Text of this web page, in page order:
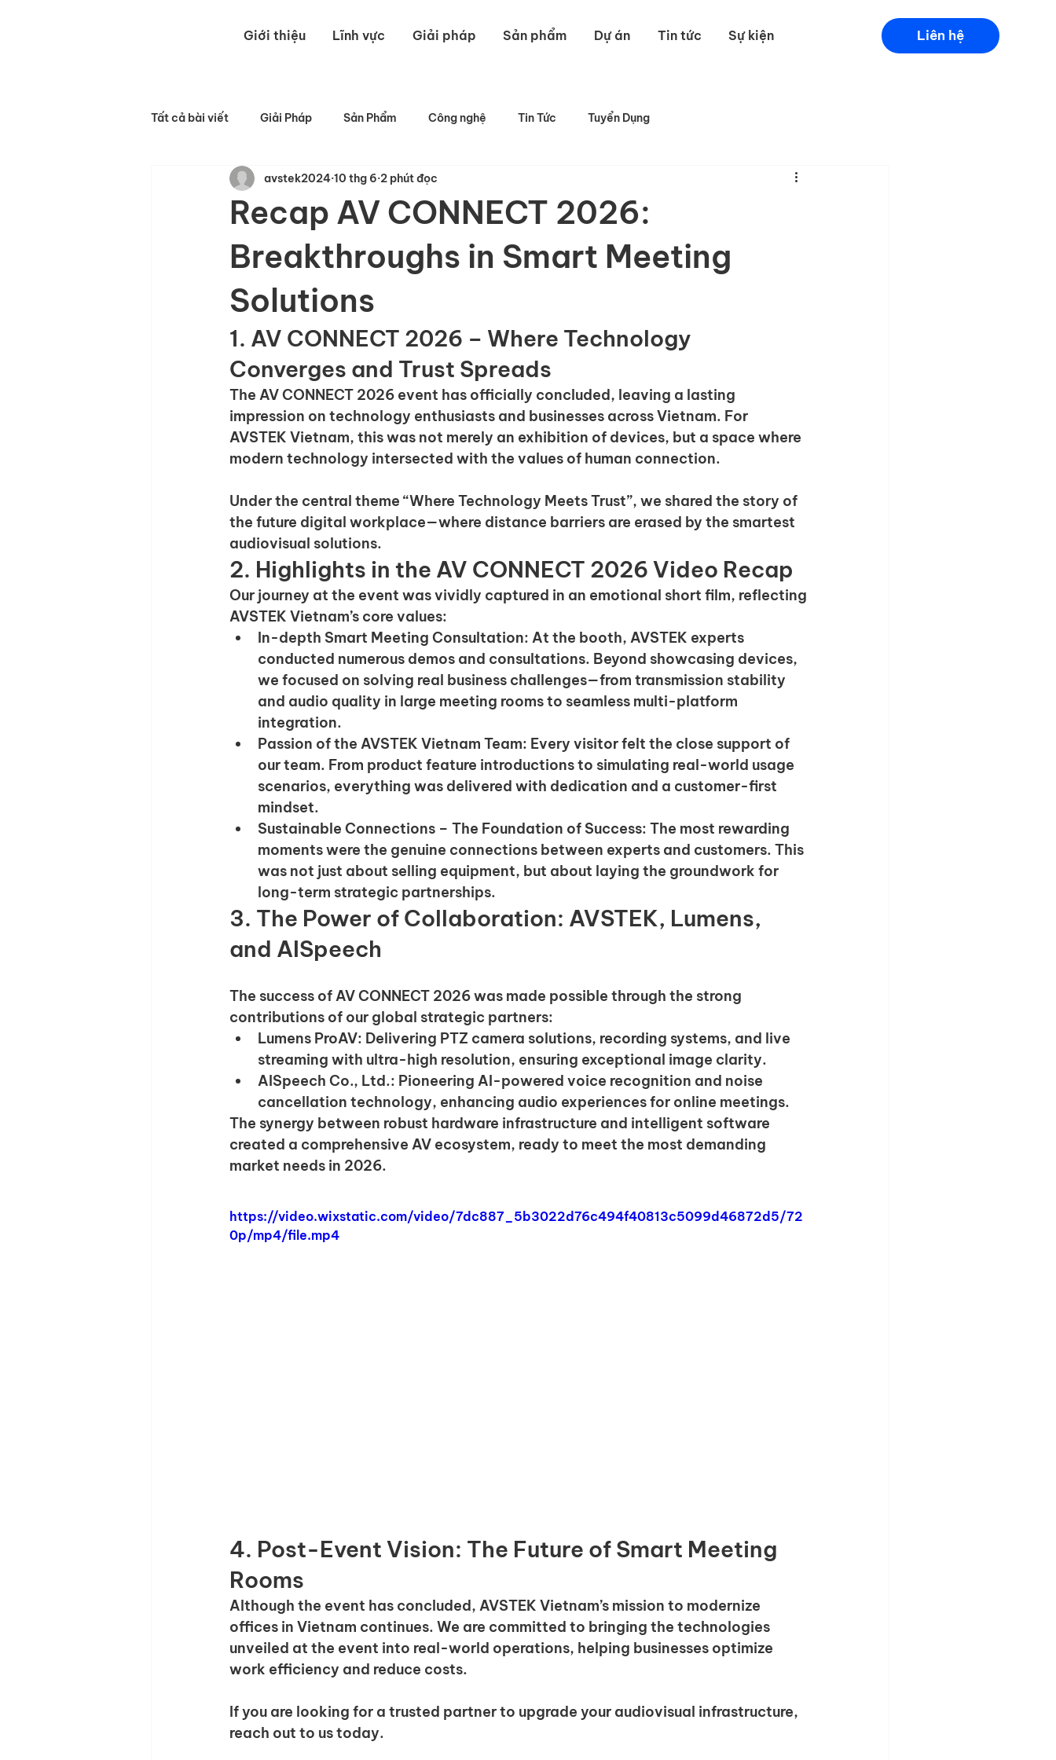
Giới thiệu Lĩnh vực Giải pháp Sản phẩm Dự án Tin tức Sự kiện Liên hệ
Tất cả bài viết Giải Pháp Sản Phẩm Công nghệ Tin Tức Tuyển Dụng
Recap AV CONNECT 2026:
Breakthroughs in Smart Meeting
Solutions
avstek2024 10 thg 6 2 phút đọc
1. AV CONNECT 2026 – Where Technology
Converges and Trust Spreads
The AV CONNECT 2026 event has officially concluded, leaving a lasting
impression on technology enthusiasts and businesses across Vietnam. For
AVSTEK Vietnam, this was not merely an exhibition of devices, but a space where
modern technology intersected with the values of human connection.
Under the central theme “Where Technology Meets Trust”, we shared the story of
the future digital workplace—where distance barriers are erased by the smartest
audiovisual solutions.
2. Highlights in the AV CONNECT 2026 Video Recap
Our journey at the event was vividly captured in an emotional short film, reflecting
AVSTEK Vietnam’s core values:
In-depth Smart Meeting Consultation: At the booth, AVSTEK experts
conducted numerous demos and consultations. Beyond showcasing devices,
we focused on solving real business challenges—from transmission stability
and audio quality in large meeting rooms to seamless multi-platform
integration.
Passion of the AVSTEK Vietnam Team: Every visitor felt the close support of
our team. From product feature introductions to simulating real-world usage
scenarios, everything was delivered with dedication and a customer-first
mindset.
Sustainable Connections – The Foundation of Success: The most rewarding
moments were the genuine connections between experts and customers. This
was not just about selling equipment, but about laying the groundwork for
long-term strategic partnerships.
3. The Power of Collaboration: AVSTEK, Lumens,
and AISpeech
The success of AV CONNECT 2026 was made possible through the strong
contributions of our global strategic partners:
Lumens ProAV: Delivering PTZ camera solutions, recording systems, and live
streaming with ultra-high resolution, ensuring exceptional image clarity.
AISpeech Co., Ltd.: Pioneering AI-powered voice recognition and noise
cancellation technology, enhancing audio experiences for online meetings.
The synergy between robust hardware infrastructure and intelligent software
created a comprehensive AV ecosystem, ready to meet the most demanding
market needs in 2026.
https://video.wixstatic.com/video/7dc887_5b3022d76c494f40813c5099d46872d5/72
0p/mp4/file.mp4
4. Post-Event Vision: The Future of Smart Meeting
Rooms
Although the event has concluded, AVSTEK Vietnam’s mission to modernize
offices in Vietnam continues. We are committed to bringing the technologies
unveiled at the event into real-world operations, helping businesses optimize
work efficiency and reduce costs.
If you are looking for a trusted partner to upgrade your audiovisual infrastructure,
reach out to us today.